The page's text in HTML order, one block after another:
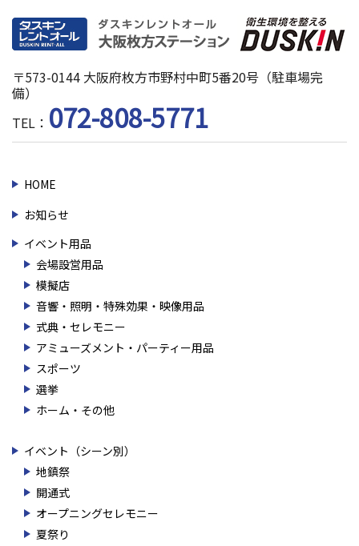
〒573-0144 大阪府枚方市野村中町5番20号（駐車場完
備）
TEL： 072-808-5771
HOME
お知らせ
イベント用品
会場設営用品
模擬店
音響・照明・特殊効果・映像用品
式典・セレモニー
アミューズメント・パーティー用品
スポーツ
選挙
ホーム・その他
イベント（シーン別）
地鎮祭
開通式
オープニングセレモニー
夏祭り